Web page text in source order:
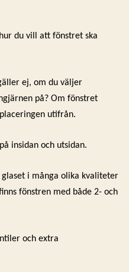
du vill att fönstret ska
ej, om du väljer
på? Om fönstret
utifrån.
insidan och utsidan.
i många olika kvaliteter
fönstren med både 2- och
och extra